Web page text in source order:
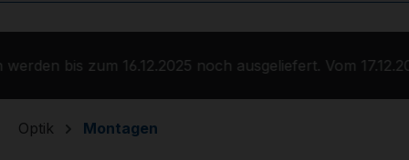
bis zum 16.12.2025 noch ausgeliefert. Vom
Optik Montagen